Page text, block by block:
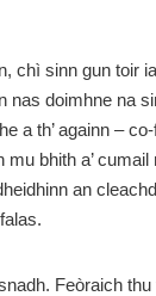
chì sinn gun toir
doimhne na
a th’ againn –
bhith a’
an
Feòraich thu